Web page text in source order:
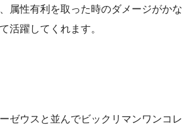
属性有利を取った時のダメージがかな
活躍してくれます。
ゼウスと並んでビックリマンワンコレ